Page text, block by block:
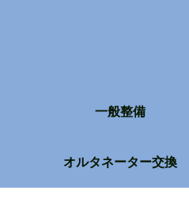
一般整備
オルタネーター交換